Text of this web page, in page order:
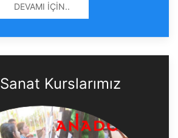
DEVAMI İÇIN..
Kurslarımız